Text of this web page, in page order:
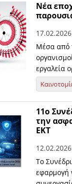
Νέα
17.02.2026
Μέσα από
εργαλεία
11ο
την
ΕΚΤ
12.02.2026
Το
εφαρμογή